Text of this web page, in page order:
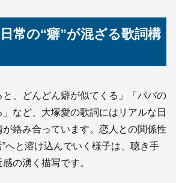
常の“癖”が混ざる歌詞構
と、どんどん癖が似てくる」「パパの
など、大塚愛の歌詞にはリアルな日
絡み合っています。恋人との関係性
”へと溶け込んでいく様子は、聴き手
の湧く描写です。